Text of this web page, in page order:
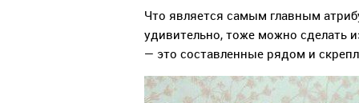
Что является самым главным
удивительно, тоже можно сделать
— это составленные рядом и